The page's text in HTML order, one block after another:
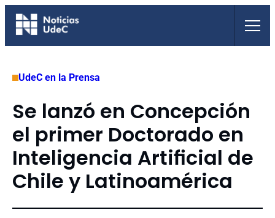
Saltar
UdeC en la Prensa
Se lanzó en Concepción
el primer Doctorado en
Inteligencia Artificial de
Chile y Latinoamérica